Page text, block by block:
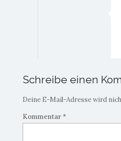
Schreibe einen
Deine E-Mail-Adresse wird
Kommentar*